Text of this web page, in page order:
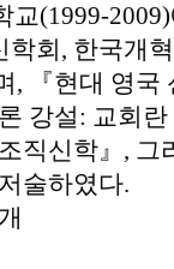
(1999-
회, 한국개
, 『현대 영
강설: 교회
직신학』,
술하였다.